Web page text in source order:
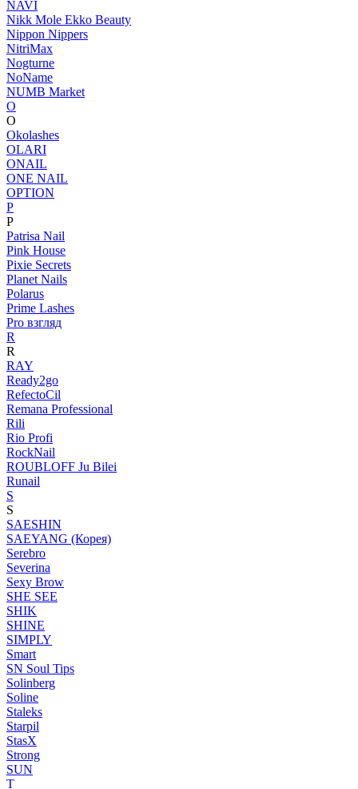
NAVI
Nikk Mole Ekko Beauty
Nippon Nippers
NitriMax
Nogturne
NoName
NUMB Market
O
O
Okolashes
OLARI
ONAIL
ONE NAIL
OPTION
P
P
Patrisa Nail
Pink House
Pixie Secrets
Planet Nails
Polarus
Prime Lashes
Pro взгляд
R
R
RAY
Ready2go
RefectoCil
Remana Professional
Rili
Rio Profi
RockNail
ROUBLOFF Ju Bilei
Runail
S
S
SAESHIN
SAEYANG (Корея)
Serebro
Severina
Sexy Brow
SHE SEE
SHIK
SHINE
SIMPLY
Smart
SN Soul Tips
Solinberg
Soline
Staleks
Starpil
StasX
Strong
SUN
T